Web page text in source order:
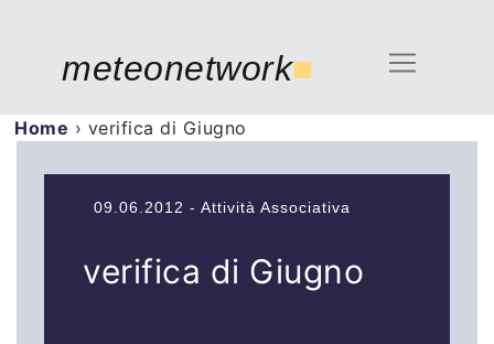
meteonetwork■
Home › verifica di Giugno
09.06.2012 - Attività Associativa
verifica di Giugno